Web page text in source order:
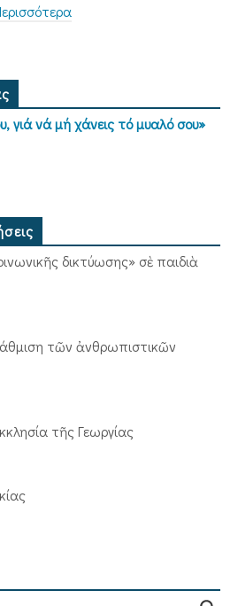
γιά νά μή χάνεις τό μυαλό σου»
δικτύωσης» σὲ παιδιὰ
τῶν ἀνθρωπιστικῶν
τῆς Γεωργίας